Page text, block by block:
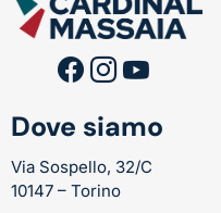
Dove siamo
Via Sospello, 32/C
10147 – Torino